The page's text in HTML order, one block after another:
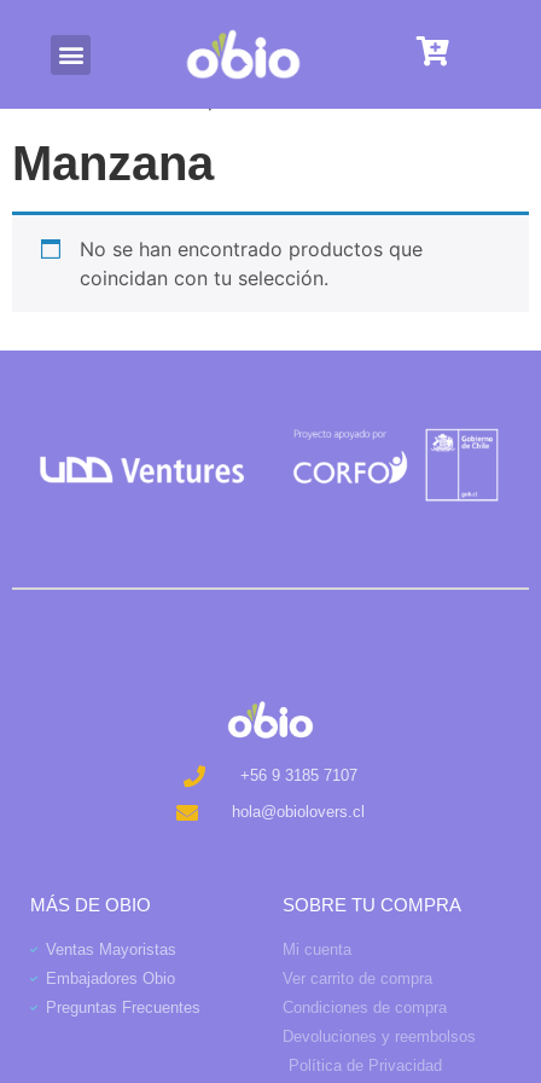
Manzana
No se han encontrado productos que
coincidan con tu selección.
+56 9 3185 7107
hola@obiolovers.cl
MÁS DE OBIO
Ventas Mayoristas
Embajadores Obio
Preguntas Frecuentes
SOBRE TU COMPRA
Mi cuenta
Ver carrito de compra
Condiciones de compra
Devoluciones y reembolsos
Política de Privacidad